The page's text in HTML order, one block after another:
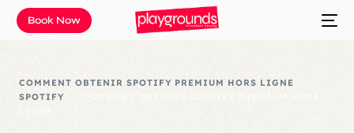
Book Now
COMMENT OBTENIR SPOTIFY PREMIUM HORS LIGNE
SPOTIFY